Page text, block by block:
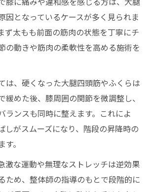
因となっているケースが多く見られま
ず太もも前面の筋肉の状態を丁寧にチ
の動きや筋肉の柔軟性を高める施術を
は、硬くなった大腿四頭筋やふくらは
緩めた後、膝周囲の関節を微調整し、
ランスも同時に整えます。これによ
しがスムーズになり、階段の昇降時の
。
激な運動や無理なストレッチは逆効果
ため、整体師の指導のもとで段階的に